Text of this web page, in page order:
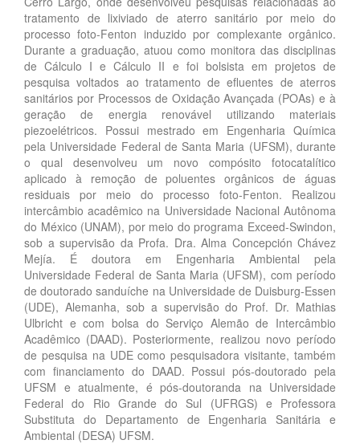
tratamento de lixiviado de aterro sanitário por meio do
processo foto-Fenton induzido por complexante orgânico.
Durante a graduação, atuou como monitora das disciplinas
de Cálculo I e Cálculo II e foi bolsista em projetos de
pesquisa voltados ao tratamento de efluentes de aterros
sanitários por Processos de Oxidação Avançada (POAs) e à
geração de energia renovável utilizando materiais
piezoelétricos. Possui mestrado em Engenharia Química
pela Universidade Federal de Santa Maria (UFSM), durante
o qual desenvolveu um novo compósito fotocatalítico
aplicado à remoção de poluentes orgânicos de águas
residuais por meio do processo foto-Fenton. Realizou
intercâmbio acadêmico na Universidade Nacional Autônoma
do México (UNAM), por meio do programa Exceed-Swindon,
sob a supervisão da Profa. Dra. Alma Concepción Chávez
Mejía. É doutora em Engenharia Ambiental pela
Universidade Federal de Santa Maria (UFSM), com período
de doutorado sanduíche na Universidade de Duisburg-Essen
(UDE), Alemanha, sob a supervisão do Prof. Dr. Mathias
Ulbricht e com bolsa do Serviço Alemão de Intercâmbio
Acadêmico (DAAD). Posteriormente, realizou novo período
de pesquisa na UDE como pesquisadora visitante, também
com financiamento do DAAD. Possui pós-doutorado pela
UFSM e atualmente, é pós-doutoranda na Universidade
Federal do Rio Grande do Sul (UFRGS) e Professora
Substituta do Departamento de Engenharia Sanitária e
Ambiental (DESA) UFSM.